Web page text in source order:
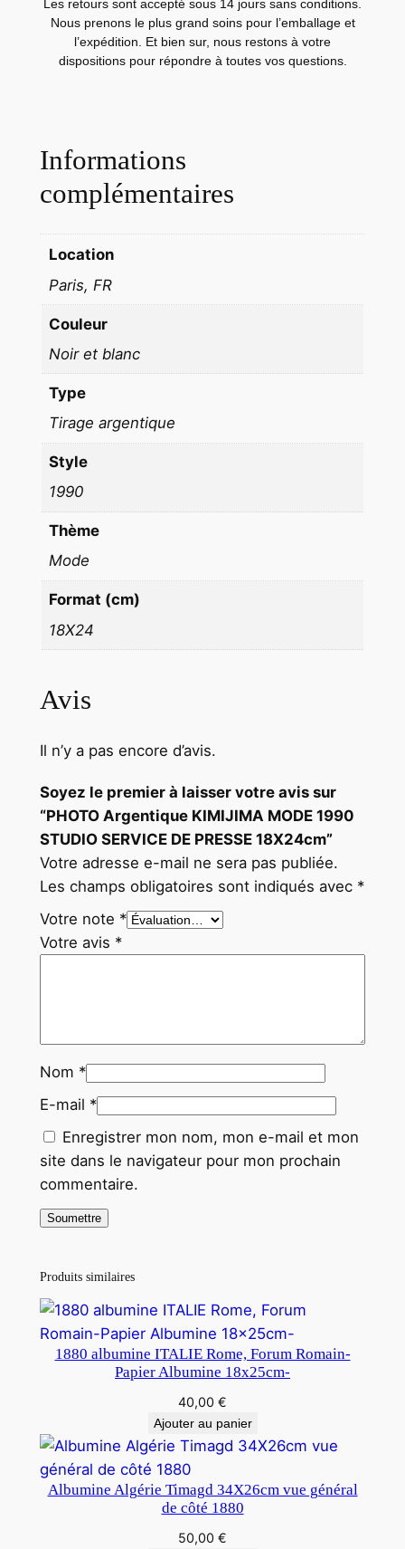
M
1
9
0
C
D
S
S
1
8
X
2
4
c
Les retours sont accepté sous 14 jours sans conditions.
Nous prenons le plus grand soins pour l’emballage et
l’expédition. Et bien sur, nous restons à votre
dispositions pour répondre à toutes vos questions.
Informations
complémentaires
Location
Paris, FR
Couleur
Noir et blanc
Type
Tirage argentique
Style
1990
Thème
Mode
Format (cm)
18X24
Avis
Il n’y a pas encore d’avis.
Soyez le premier à laisser votre avis sur
“PHOTO Argentique KIMIJIMA MODE 1990
STUDIO SERVICE DE PRESSE 18X24cm”
Votre adresse e-mail ne sera pas publiée.
Les champs obligatoires sont indiqués avec *
Votre note *
Votre avis *
Nom *
E-mail *
Enregistrer mon nom, mon e-mail et mon
site dans le navigateur pour mon prochain
commentaire.
Produits similaires
1880 albumine ITALIE Rome, Forum Romain-
Papier Albumine 18x25cm-
40,00 €
Ajouter au panier
Albumine Algérie Timagd 34X26cm vue général
de côté 1880
50,00 €